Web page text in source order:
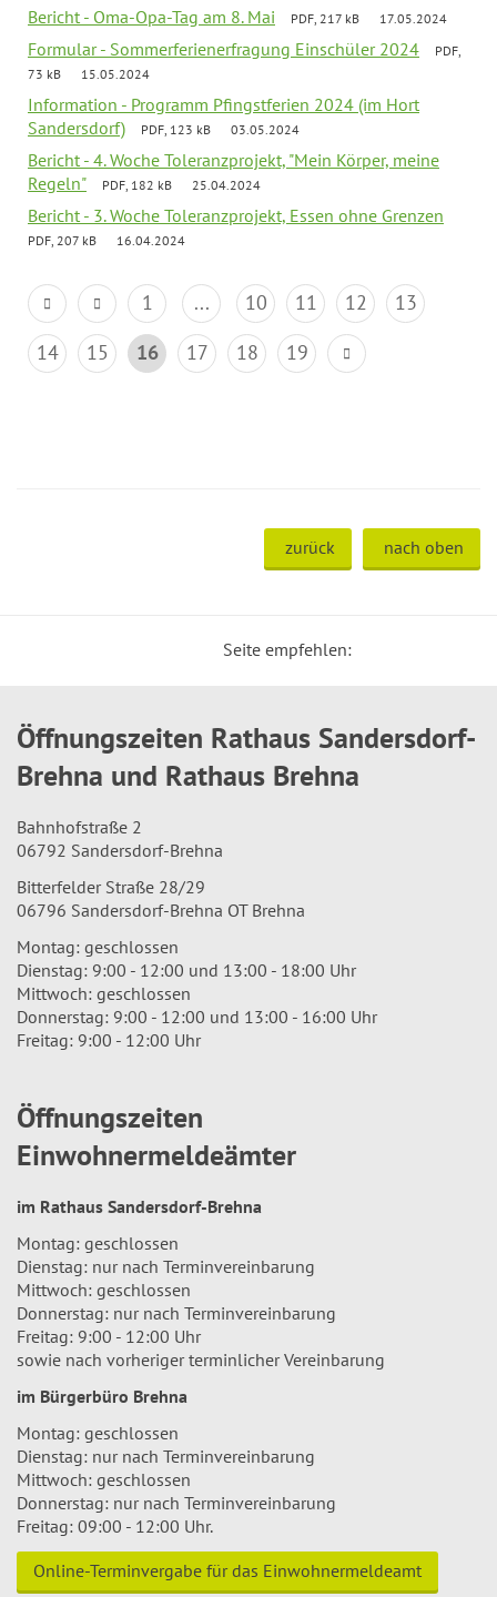
Bericht - Oma-Opa-Tag am 8. Mai PDF, 217 kB 17.05.2024
Formular - Sommerferienerfragung Einschüler 2024
PDF,
73 kB
15.05.2024
Information - Programm Pfingstferien 2024 (im Hort
Sandersdorf)
PDF, 123 kB 03.05.2024
Bericht - 4. Woche Toleranzprojekt, "Mein Körper, meine
Regeln"
PDF, 182 kB 25.04.2024
Bericht - 3. Woche Toleranzprojekt, Essen ohne Grenzen
PDF, 207 kB 16.04.2024
1 ... 10 11 12
13
14
15 16 17 18 19
zurück nach oben
Seite empfehlen:
Öffnungszeiten Rathaus Sandersdorf-
Brehna und Rathaus Brehna
Bahnhofstraße 2
06792 Sandersdorf-Brehna
Bitterfelder Straße 28/29
06796 Sandersdorf-Brehna OT Brehna
Montag: geschlossen
Dienstag: 9:00 - 12:00 und 13:00 - 18:00 Uhr
Mittwoch: geschlossen
Donnerstag: 9:00 - 12:00 und 13:00 - 16:00 Uhr
Freitag: 9:00 - 12:00 Uhr
Öffnungszeiten
Einwohnermeldeämter
im Rathaus Sandersdorf-Brehna
Montag: geschlossen
Dienstag: nur nach Terminvereinbarung
Mittwoch: geschlossen
Donnerstag: nur nach Terminvereinbarung
Freitag: 9:00 - 12:00 Uhr
sowie nach vorheriger terminlicher Vereinbarung
im Bürgerbüro Brehna
Montag: geschlossen
Dienstag: nur nach Terminvereinbarung
Mittwoch: geschlossen
Donnerstag: nur nach Terminvereinbarung
Freitag: 09:00 - 12:00 Uhr.
Online-Terminvergabe für das Einwohnermeldeamt